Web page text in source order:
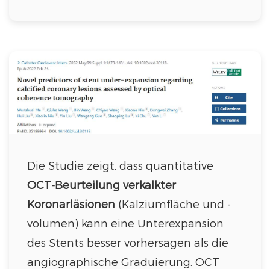
Die Studie zeigt, dass quantitative
OCT-Beurteilung verkalkter
Koronarläsionen (Kalziumfläche und -
volumen) kann eine Unterexpansion
des Stents besser vorhersagen als die
angiographische Graduierung. OCT